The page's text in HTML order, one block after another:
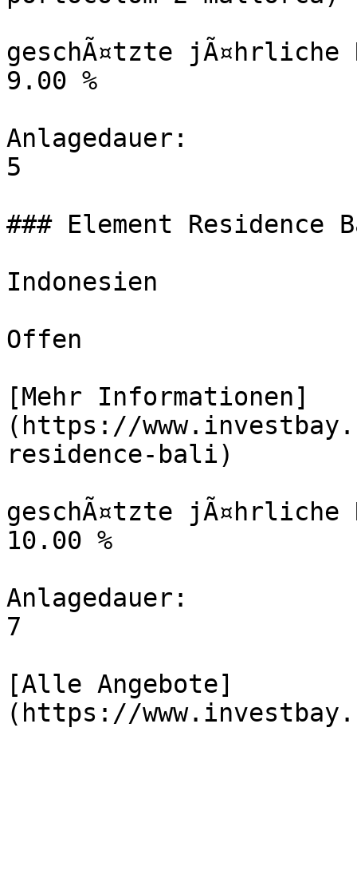
geschÃ¤tzte jÃ¤hrliche
9.00 %
Anlagedauer:
5
### Element
Indonesien
Offen
[Mehr Informationen]
(https://
residence-bali)
geschÃ¤tzte jÃ¤hrliche
10.00 %
Anlagedauer:
7
[Alle Angebote]